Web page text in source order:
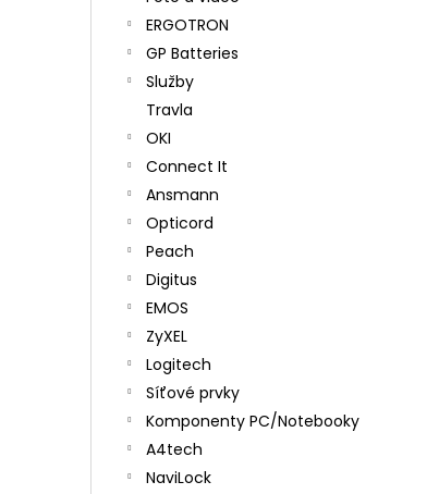
ERGOTRON
GP Batteries
Služby
Travla
OKI
Connect It
Ansmann
Opticord
Peach
Digitus
EMOS
ZyXEL
Logitech
Síťové prvky
Komponenty PC/Notebooky
A4tech
NaviLock